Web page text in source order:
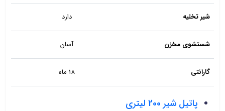
شیر تخلیه دارد
شستشوی مخزن آسان
گارانتی 18 ماه
پاتیل شیر 200 لیتری